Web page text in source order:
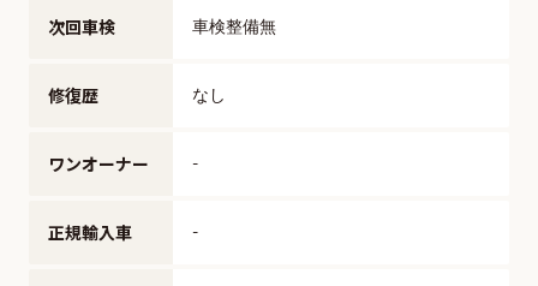
次回車検 車検整備無
修復歴 なし
ワンオーナー -
正規輸入車 -